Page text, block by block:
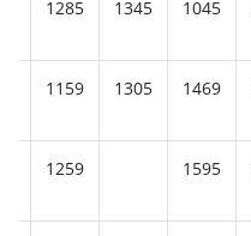
1285 1345 1045
1159 1305 1469
1259 1595